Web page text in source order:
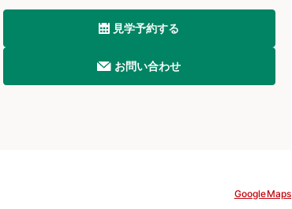
見学予約する
お問い合わせ
GoogleMaps